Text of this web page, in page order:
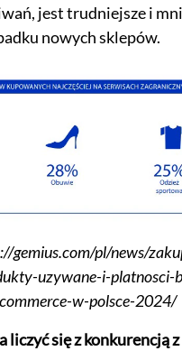
jest trudniejsze i
nowych sklepów.
gemius.com/pl/news/
uzywane-i-platnosci-
w-polsce-2024/
liczyć się z konkurencją z